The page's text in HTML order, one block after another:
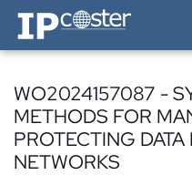
IP-Coster — Home
WO2024157087 -
METHODS FOR
PROTECTING
NETWORKS